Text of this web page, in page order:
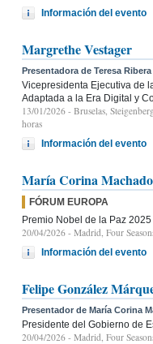
Información del evento
Margrethe Vestager
Presentadora de Teresa
Vicepresidenta Ejecutiva de
Adaptada a la Era Digital y
13/01/2026 - Bruselas,
horas
Información del evento
María Corina Machado
FÓRUM EUROPA
Premio Nobel de la Paz
20/04/2026 - Madrid, Four
Información del evento
Felipe González
Presentador de María Corina
Presidente del Gobierno de
20/04/2026 - Madrid, Four